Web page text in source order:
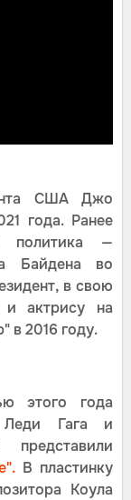
США Джо
года. Ранее
политика —
Байдена во
в свою
и актрису на
в 2016 году.
этого года
Леди Гага и
В пластинку
Коула